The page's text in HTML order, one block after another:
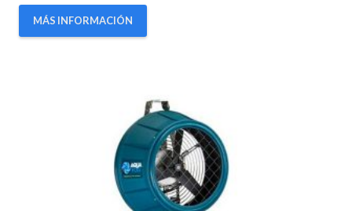
MÁS INFORMACIÓN